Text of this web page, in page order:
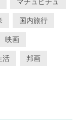
国内旅行
映画
活 邦画